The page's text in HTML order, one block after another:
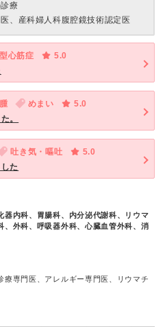
療
、産科婦人科腹腔鏡技術認定医
心筋症
5.0
めまい
5.0
。
吐き気・嘔吐
5.0
た
器内科、胃腸科、内分泌代謝科、リウマ
、外科、呼吸器外科、心臓血管外科、消
療専門医、アレルギー専門医、リウマチ